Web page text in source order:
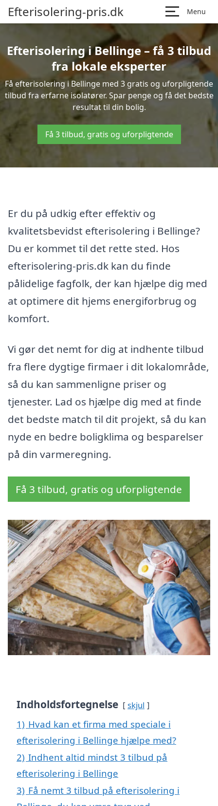
Efterisolering-pris.dk Menu
Efterisolering i Bellinge – få 3 tilbud
fra lokale eksperter
Få efterisolering i Bellinge med 3 gratis og uforpligtende
tilbud fra erfarne isolatører. Spar penge og få det bedste
resultat til din bolig.
Få 3 tilbud, gratis og uforpligtende
Er du på udkig efter effektiv og
kvalitetsbevidst efterisolering i Bellinge?
Du er kommet til det rette sted. Hos
efterisolering-pris.dk kan du finde
pålidelige fagfolk, der kan hjælpe dig med
at optimere dit hjems energiforbrug og
komfort.
Vi gør det nemt for dig at indhente tilbud
fra flere dygtige firmaer i dit lokalområde,
så du kan sammenligne priser og
tjenester. Lad os hjælpe dig med at finde
det bedste match til dit projekt, så du kan
nyde en bedre boligklima og besparelser
på din varmeregning.
Få 3 tilbud, gratis og uforpligtende
Indholdsfortegnelse skjul
1) Hvad kan et firma med speciale i
efterisolering i Bellinge hjælpe med?
2) Indhent altid mindst 3 tilbud på
efterisolering i Bellinge
3) Få nemt 3 tilbud på efterisolering i